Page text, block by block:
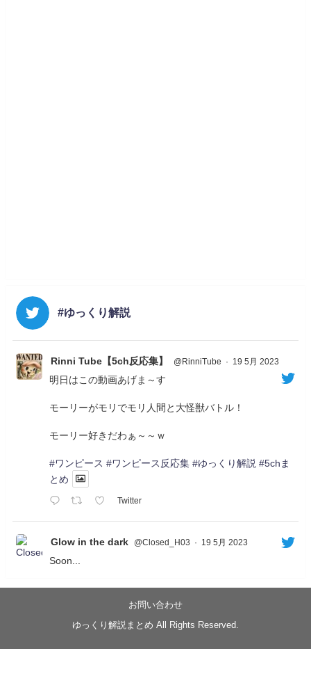
#ゆっくり解説
Rinni Tube【5ch反応集】 @RinniTube · 19 5月 2023
明日はこの動画あげま～す
モーリーがモリでモリ人間と大怪獣バトル！
モーリー好きだわぁ～～ｗ
#ワンピース #ワンピース反応集 #ゆっくり解説 #5chま
とめ
Twitter
Glow in the dark @Closed_H03 · 19 5月 2023
Soon...
【忍】ゆっくり季節性ドネート2021初夏22･23春/異世
界ファンタジー回解説【殺】～トリダ編
https://www.nicovideo.jp/watch/sm42161719
お問い合わせ
ゆっくり解説まとめ All Rights Reserved.